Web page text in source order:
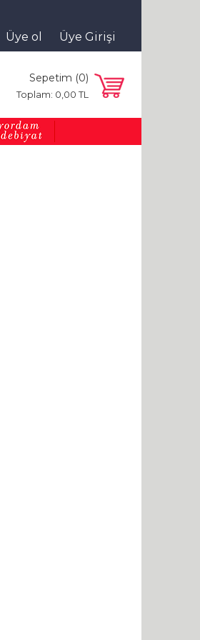
Üye ol Üye Girişi
Sepetim (0)
Toplam: 0,00 TL